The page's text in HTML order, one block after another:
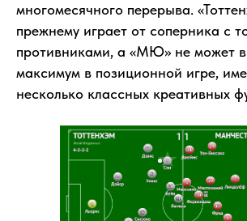
многомесячного перерыва.
прежнему играет от соперника с
противниками, а «МЮ» не может
максимум в позиционной игре,
несколько классных креативных